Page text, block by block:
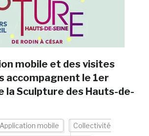
mobile et des visites
accompagnent le 1er
la Sculpture des Hauts-de-
Application mobile Collectivité